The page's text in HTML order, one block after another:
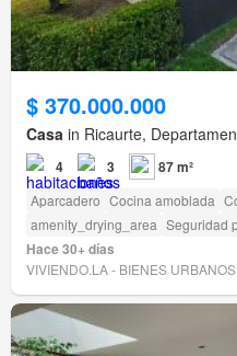
$ 370.000.000
Casa in Ricaurte,
4 3 87 m²
Aparcadero Cocina amoblada
amenity_drying_area Seguridad
Hace 30+ días
VIVIENDO.LA - BIENES URBANOS